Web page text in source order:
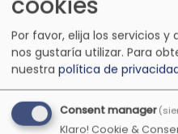
Por favor, elija los servicios
nos gustaría utilizar. Para
nuestra política de
Consent manager
Klaro! Cookie &